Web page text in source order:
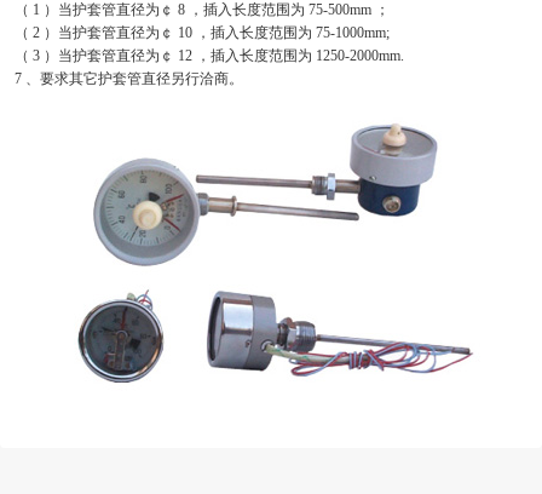
（ 1 ）当护套管直径为￠ 8 ，插入长度范围为 75-500mm ；
（ 2 ）当护套管直径为￠ 10 ，插入长度范围为 75-1000mm;
（ 3 ）当护套管直径为￠ 12 ，插入长度范围为 1250-2000mm.
7 、要求其它护套管直径另行洽商。